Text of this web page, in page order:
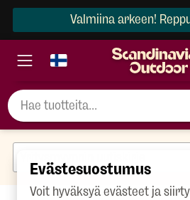
Valmiina arkeen!
Evästesuostumus
Voit hyväksyä evästeet ja